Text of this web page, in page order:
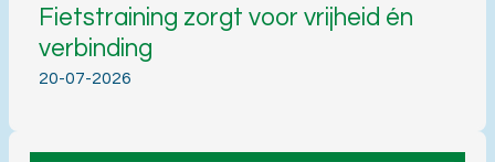
Fietstraining zorgt voor vrijheid én
verbinding
20-07-2026